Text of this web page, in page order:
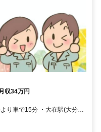
収34万円
20分 ・臼杵駅(臼杵市)より車
地あり。